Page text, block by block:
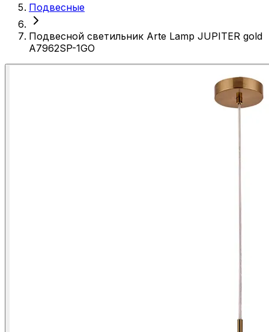
Подвесные
Подвесной светильник Arte Lamp JUPITER gold
A7962SP-1GO